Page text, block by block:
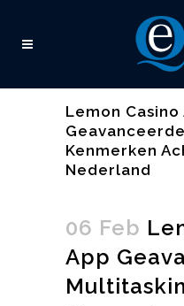
Lemon Casino
Kenmerken
Nederland
06 Feb
App